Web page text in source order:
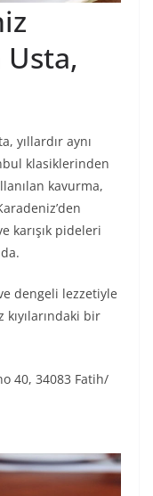
yıllardır aynı
klasiklerinden
kavurma,
karışık pideleri
dengeli lezzetiyle
bir
40, 34083 Fatih/